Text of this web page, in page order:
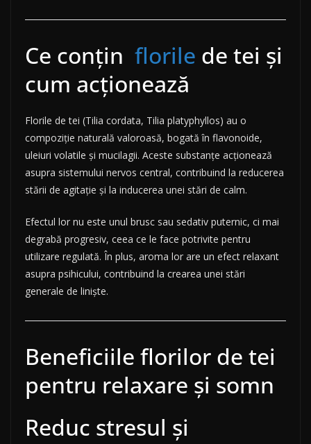
Ce conțin florile de tei și
cum acționează
Florile de tei (Tilia cordata, Tilia platyphyllos) au o
compoziție naturală valoroasă, bogată în flavonoide,
uleiuri volatile și mucilagii. Aceste substanțe acționează
asupra sistemului nervos central, contribuind la reducerea
stării de agitație și la inducerea unei stări de calm.
Efectul lor nu este unul brusc sau sedativ puternic, ci mai
degrabă progresiv, ceea ce le face potrivite pentru
utilizare regulată. În plus, aroma lor are un efect relaxant
asupra psihicului, contribuind la crearea unei stări
generale de liniște.
Beneficiile florilor de tei
pentru relaxare și somn
Reduc stresul și